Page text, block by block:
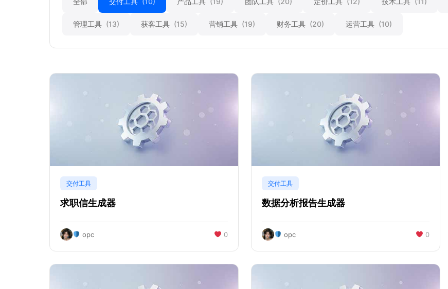
管理工具 (13) 获客工具 (15) 营销工具 (19) 财务工具 (20) 运营工具 (10)
交付工具
求职信生成器
opc 0
交付工具
数据分析报告生成器
opc 0